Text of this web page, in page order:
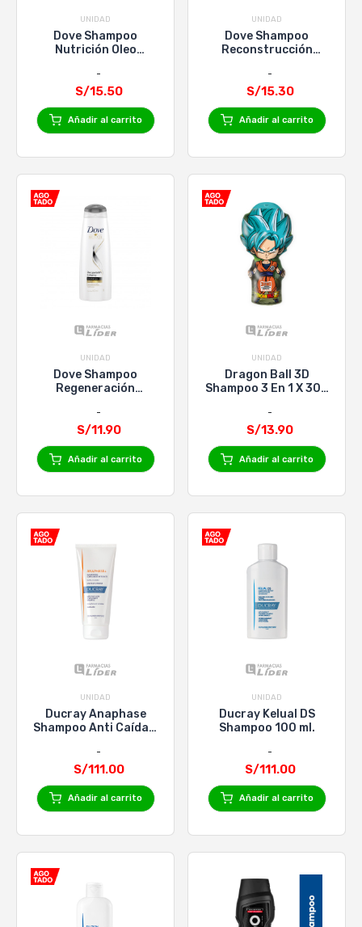
UNIDAD
Dove Shampoo
Nutrición Oleo
S/15.50
Añadir al carrito
UNIDAD
Dove Shampoo
Reconstrucción
S/15.30
Añadir al carrito
UNIDAD
Dove Shampoo
Regeneración
S/11.90
Añadir al carrito
UNIDAD
Dragon Ball 3D
Shampoo 3 En 1 X 300
S/13.90
Añadir al carrito
UNIDAD
Ducray Anaphase
Shampoo Anti Caída x
S/111.00
Añadir al carrito
UNIDAD
Ducray Kelual DS
Shampoo 100 ml.
S/111.00
Añadir al carrito